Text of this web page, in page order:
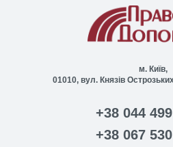
м. Київ,
01010, вул. Князів
+38 044
+38 067